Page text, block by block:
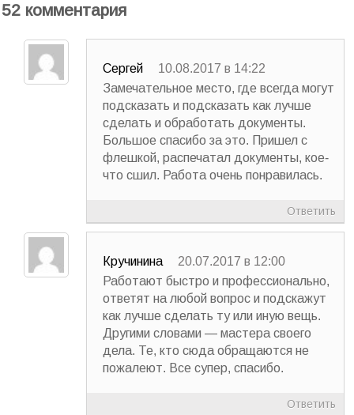
52 комментария
Сергей
10.08.2017 в 14:22
Замечательное место, где всегда могут
подсказать и подсказать как лучше
сделать и обработать документы.
Большое спасибо за это. Пришел с
флешкой, распечатал документы, кое-
что сшил. Работа очень понравилась.
Ответить
Кручинина
20.07.2017 в 12:00
Работают быстро и профессионально,
ответят на любой вопрос и подскажут
как лучше сделать ту или иную вещь.
Другими словами — мастера своего
дела. Те, кто сюда обращаются не
пожалеют. Все супер, спасибо.
Ответить